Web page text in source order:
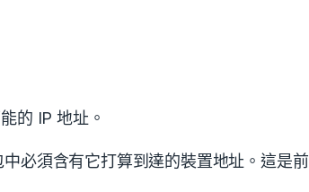
的 IP 地址。
必須含有它打算到達的裝置地址。這是前